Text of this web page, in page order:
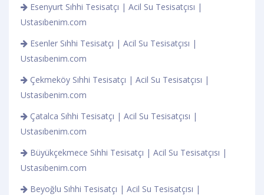
Esenyurt Sıhhi Tesisatçı | Acil Su Tesisatçısı |
Ustasıbenim.com
Esenler Sıhhi Tesisatçı | Acil Su Tesisatçısı |
Ustasıbenim.com
Çekmeköy Sıhhi Tesisatçı | Acil Su Tesisatçısı |
Ustasıbenim.com
Çatalca Sıhhi Tesisatçı | Acil Su Tesisatçısı |
Ustasıbenim.com
Büyükçekmece Sıhhi Tesisatçı | Acil Su Tesisatçısı |
Ustasıbenim.com
Beyoğlu Sıhhi Tesisatçı | Acil Su Tesisatçısı |